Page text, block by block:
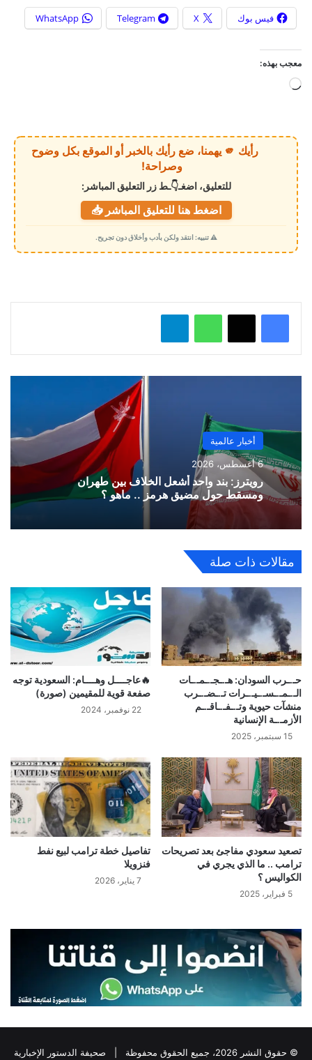
فيس بوك X
Telegram
WhatsApp
معجب بهذه:
ي
م
ي
رأيك 🫵 يهمنا، ضع رأيك بالخبر أو الموقع بكل وضوح
وصراحة!
للتعليق، اضغـ👇ـط زر التعليق المباشر:
اضغط هنا للتعليق المباشر 📥
⚠️ تنبيه: انتقد ولكن بأدب وأخلاق دون تجريح.
واتساب
أخبار عالمية
6 أغسطس، 2026
رويترز: بند واحد أشعل الخلاف بين طهران
ومسقط حول مضيق هرمز .. ماهو ؟
مقالات ذات صلة
حـ.ـرب السودان: هـ.ـجـ.ـمـ.ـات
الـ.ـمـ.ـسـ.ـيـ.ـرات تـ.ـضـ.ـرب
منشآت حيوية وتـ.ـفـ.ـاقـ.ـم
الأزمـ.ـة الإنسانية
15 سبتمبر، 2025
🔥عاجــــل وهــــام: السعودية توجه
صفعة قوية للمقيمين (صورة)
22 نوفمبر، 2024
تصعيد سعودي مفاجئ بعد تصريحات
ترامب .. ما الذي يجري في
الكواليس ؟
5 فبراير، 2025
تفاصيل خطة ترامب لبيع نفط
فنزويلا
7 يناير، 2026
© حقوق النشر 2026، جميع الحقوق محفوظة | صحيفة الدستور الإخبارية